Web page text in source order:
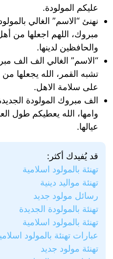
عليكم المولودة.
نهنئ “الاسم” الغالي
مبروك، اللهم اجعلها من أهل
والحافظين لدينها.
“الاسم” الغالي الف الف
تشبه القمر، الله يجعلها
على سلامة الاهل.
الف مبروك المولودة
وامها، الله يعطيكم طول
عيالها.
قد يُفيدك أكثر:
تهنئة بالمولود اسلامية
تهنئة مواليد دينية
رسائل مولود جديد
تهنئة بالمولودة الجديدة
تهنئة بالمولود اسلامية
عبارات تهنئة بالمولود
تهنئة مولود جديد